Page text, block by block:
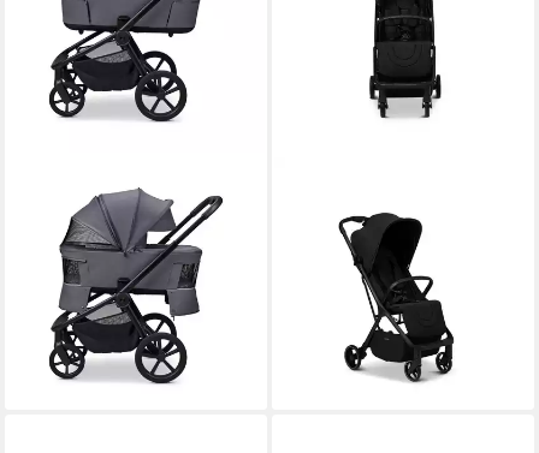
Kombi-Kinderwagen Resea
Fold Diamond
Kombikinderwagen mit
Cosmo 2.0
879,90 €
lieferbar - in 2-3 Werktagen bei dir
+1
349,90 €
lieferbar - in 2-3 Werktagen bei dir